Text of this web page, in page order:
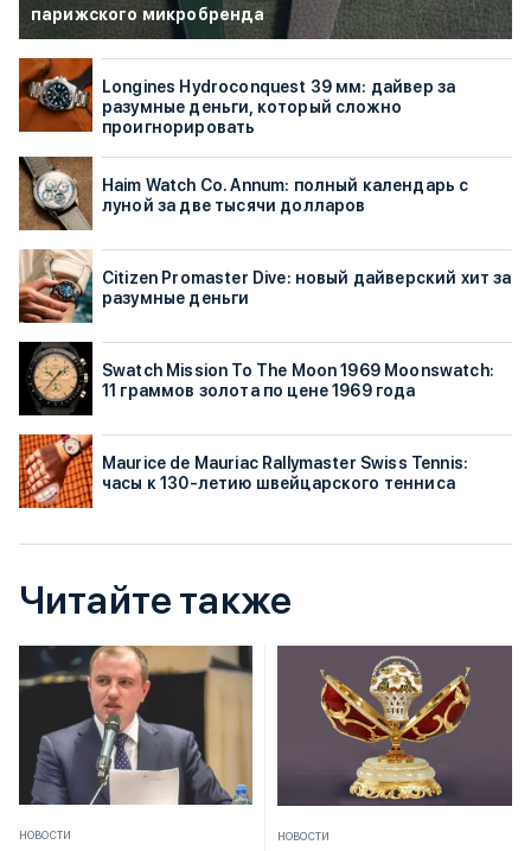
парижского микробренда
Longines Hydroconquest 39 мм: дайвер за
разумные деньги, который сложно
проигнорировать
Haim Watch Co. Annum: полный календарь с
луной за две тысячи долларов
Citizen Promaster Dive: новый дайверский хит за
разумные деньги
Swatch Mission To The Moon 1969 Moonswatch:
11 граммов золота по цене 1969 года
Maurice de Mauriac Rallymaster Swiss Tennis:
часы к 130-летию швейцарского тенниса
Читайте также
НОВОСТИ
НОВОСТИ